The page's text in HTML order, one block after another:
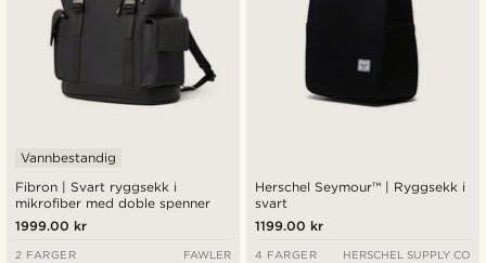
Fibron | Svart ryggsekk i
mikrofiber med doble spenner
Vannbestandig
1999.00 kr
2 FARGER FAWLER
Herschel Seymour™ | Ryggsekk i
svart
1199.00 kr
4 FARGER HERSCHEL SUPPLY CO